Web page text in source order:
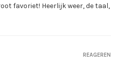
favoriet! Heerlijk weer, de taal,
REAGEREN